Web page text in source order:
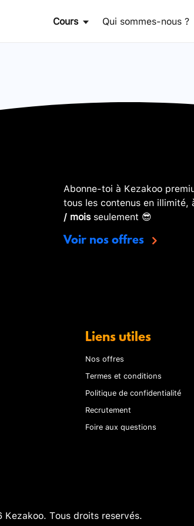
Cours Qui sommes-nous ?
Abonne-toi à Kezakoo
tous les contenus en illimité,
/ moisseulement 😎
Voir nos offres
Liens utiles
Nos offres
Termes et conditions
Politique de confidentialité
Recrutement
Foire aux questions
Tous droits reservés.